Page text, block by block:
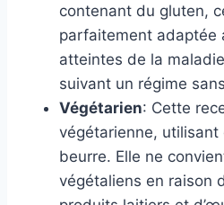
contenant du gluten,
parfaitement adaptée
atteintes de la
suivant un régime
Végétarien: Cette
végétarienne,
beurre. Elle ne
végétaliens en raison